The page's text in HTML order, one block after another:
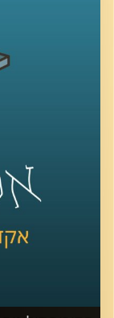
על כך שעל אף
הגבוהה הוא
הצפיפות
המורים הם
זוהי ממשלתינו ה-37, כלומר תחלופה של בערך כל שנתיים.
אז מה עושים?
שיטת הבחירות